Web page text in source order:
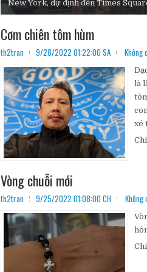
New York, dự định đến Times
Cơm chiên tôm hùm
th2tran 9/28/2022 01:22:00 SA Không
là
xé
Vòng chuỗi mới
th2tran 9/25/2022 01:08:00 CH Không